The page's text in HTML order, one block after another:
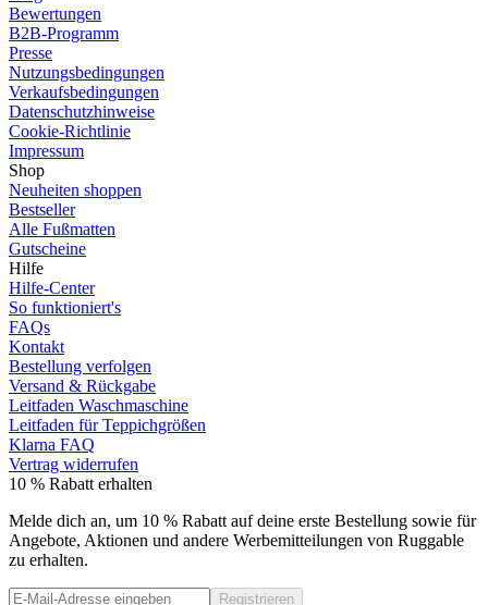
Bewertungen
B2B-Programm
Presse
Nutzungsbedingungen
Verkaufsbedingungen
Datenschutzhinweise
Cookie-Richtlinie
Impressum
Shop
Neuheiten shoppen
Bestseller
Alle Fußmatten
Gutscheine
Hilfe
Hilfe-Center
So funktioniert's
FAQs
Kontakt
Bestellung verfolgen
Versand & Rückgabe
Leitfaden Waschmaschine
Leitfaden für Teppichgrößen
Klarna FAQ
Vertrag widerrufen
10 % Rabatt erhalten
Melde dich an, um 10 % Rabatt auf deine erste Bestellung sowie für
Angebote, Aktionen und andere Werbemitteilungen von Ruggable
zu erhalten.
Registrieren